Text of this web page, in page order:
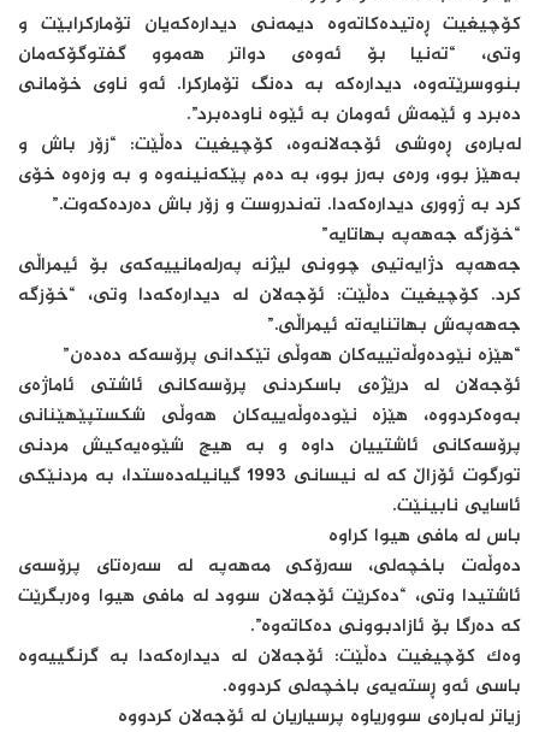
کۆچیغیت ڕەتیدەکاتەوە دیمەنی دیدارەکەیان تۆمارکرابێت و
وتی، “تەنیا بۆ ئەوەی دواتر هەموو گفتوگۆکەمان
بنووسرێتەوە، دیدارەکە بە دەنگ تۆمارکرا. ئەو ناوی خۆمانی
دەبرد و ئێمەش ئەومان بە ئێوە ناودەبرد”.
لەبارەی ڕەوشی ئۆجەلانەوە، کۆچیغیت دەڵێت: “زۆر باش و
بەهێز بوو، ورەی بەرز بوو، بە دەم پێکەنینەوە و بە وزەوە خۆی
کرد بە ژووری دیدارەکەدا. تەندروست و زۆر باش دەردەکەوت.”
“خۆزگە جەهەپە بهاتایە”
جەهەپە دژایەتیی چوونی لیژنە پەرلەمانییەکەی بۆ ئیمراڵی
کرد. کۆچیغیت دەڵێت: ئۆجەلان لە دیدارەکەدا وتی، “خۆزگە
جەهەپەش بهاتنایەتە ئیمراڵی.”
“هێزە نێودەوڵەتییەکان هەوڵی تێکدانی پرۆسەکە دەدەن”
ئۆجەلان لە درێژەی باسکردنی پرۆسەکانی ئاشتی ئاماژەی
بەوەکردووە، هێزە نێودەوڵەییەکان هەوڵی شکستپێهێنانی
پرۆسەکانی ئاشتییان داوە و بە هیچ شێوەیەکیش مردنی
تورگوت ئۆزاڵ کە لە نیسانی 1993 گیانیلەدەستدا، بە مردنێکی
ئاسایی نابینێت.
باس لە مافی هیوا کراوە
دەوڵەت باخچەلی، سەرۆکی مەهەپە لە سەرەتای پرۆسەی
ئاشتیدا وتی، “دەکرێت ئۆجەلان سوود لە مافی هیوا وەربگرێت
کە دەرگا بۆ ئازادبوونی دەکاتەوە”.
وەک کۆچیغیت دەڵێت: ئۆجەلان لە دیدارەکەدا بە گرنگییەوە
باسی ئەو ڕستەیەی باخچەلی کردووە.
زیاتر لەبارەی سووریاوە پرسیاریان لە ئۆجەلان کردووە